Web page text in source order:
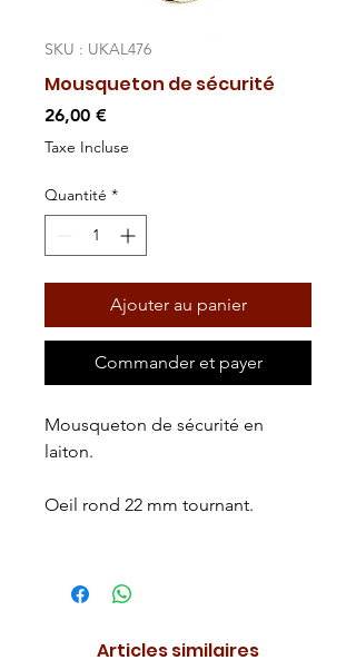
SKU : UKAL476
Mousqueton de sécurité
26,00 €Prix
Taxe Incluse
Quantité *
Ajouter au panier
Commander et payer
Mousqueton de sécurité en
laiton.
Oeil rond 22 mm tournant.
Articles similaires